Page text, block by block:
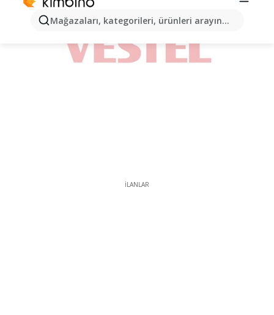
Mağazaları, kategorileri, ürünleri arayın...
İLANLAR